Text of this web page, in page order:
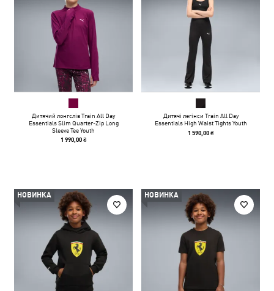
Дитячий лонгслів Train All Day
Essentials Slim Quarter-Zip Long
Sleeve Tee Youth
1 990,00 ₴
Дитячі легінси Train All Day
Essentials High Waist Tights Youth
1 590,00 ₴
НОВИНКА НОВИНКА